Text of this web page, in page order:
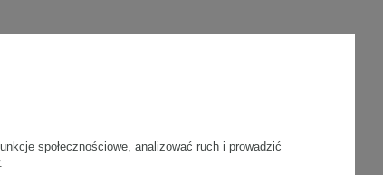
społecznościowe, analizować ruch i prowadzić